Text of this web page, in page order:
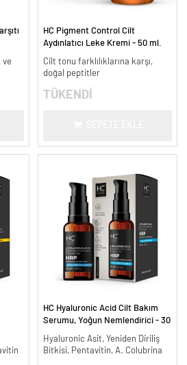
ve
HC Pigment Control Cilt
Aydınlatıcı Leke Kremi - 50 ml.
Cilt tonu farklılıklarına karşı,
doğal peptitler
TÜKENDİ
HC Hyaluronic Acid Cilt Bakım
Serumu, Yoğun Nemlendirici - 30
Hyaluronic Asit, Yeniden Diriliş
Bitkisi, Pentavitin, A. Colubrina